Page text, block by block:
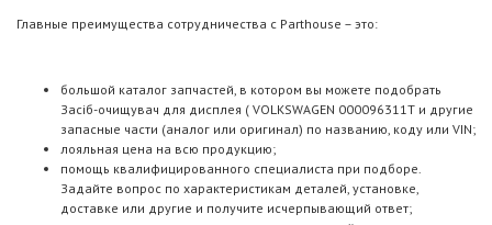
Главные преимущества сотрудничества с Parthouse – это:
большой каталог запчастей, в котором вы можете подобрать
Засiб-очищувач для дисплея ( VOLKSWAGEN 000096311T и другие
запасные части (аналог или оригинал) по названию, коду или VIN;
лояльная цена на всю продукцию;
помощь квалифицированного специалиста при подборе.
Задайте вопрос по характеристикам деталей, установке,
доставке или другие и получите исчерпывающий ответ;